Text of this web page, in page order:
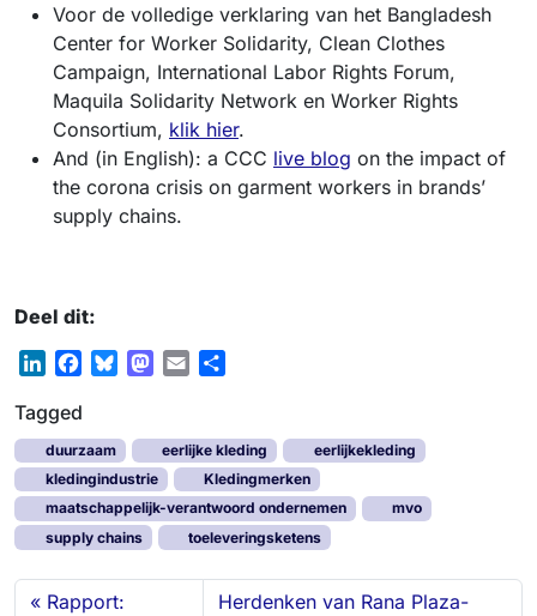
Voor de volledige verklaring van het Bangladesh
Center for Worker Solidarity, Clean Clothes
Campaign, International Labor Rights Forum,
Maquila Solidarity Network en Worker Rights
Consortium, klik hier.
And (in English): a CCC live blog on the impact of
the corona crisis on garment workers in brands’
supply chains.
Deel dit:
n
k
e
d
I
n
e
b
o
o
k
e
s
k
y
M
t
o
d
o
n
i
l
r
e
Tagged
duurzaam eerlijke kleding
eerlijkekleding
kledingindustrie
Kledingmerken
maatschappelijk-verantwoord ondernemen
mvo
supply chains
toeleveringsketens
Rapport:
Herdenken van Rana Plaza-